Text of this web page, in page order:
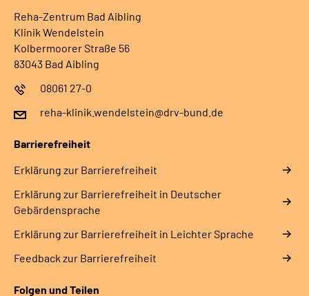
Reha-Zentrum Bad Aibling
Klinik Wendelstein
Kolbermoorer Straße 56
83043 Bad Aibling
08061 27-0
reha-klinik.wendelstein@drv-bund.de
Barrierefreiheit
Erklärung zur Barrierefreiheit
Erklärung zur Barrierefreiheit in Deutscher
Gebärdensprache
Erklärung zur Barrierefreiheit in Leichter Sprache
Feedback zur Barrierefreiheit
Folgen und Teilen